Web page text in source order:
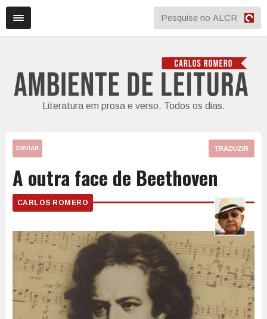
Literatura em prosa e verso. Todos os dias.
ENVIAR TRADUZIR
A outra face de Beethoven
CARLOS ROMERO